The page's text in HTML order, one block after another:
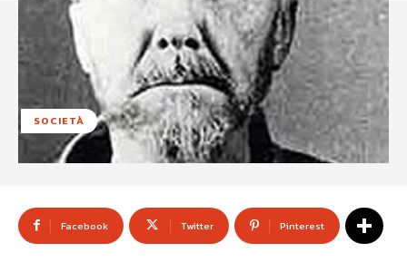
SOCIETÀ
Facebook Twitter Pinterest